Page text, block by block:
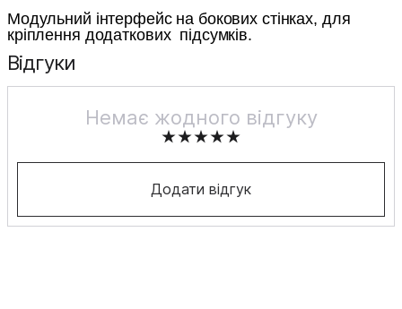
Модульний інтерфейс на бокових стінках, для
кріплення додаткових підсумків.
Відгуки
Немає жодного відгуку
Додати відгук